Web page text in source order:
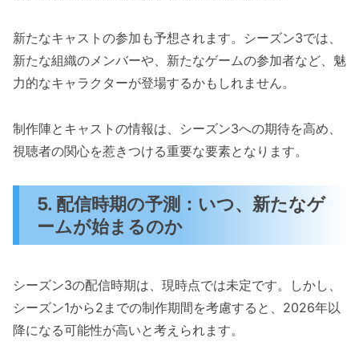
新たなキャストの参加も予想されます。シーズン3では、
新たな組織のメンバーや、新たなゲームの参加者など、魅
力的なキャラクターが登場するかもしれません。
制作陣とキャストの情報は、シーズン3への期待を高め、
視聴者の関心を惹きつける重要な要素となります。
5. 配信時期の予測：いつ、新たなゲ
ームが始まるのか
シーズン3の配信時期は、現時点では未定です。しかし、
シーズン1から2までの制作期間を考慮すると、2026年以
降になる可能性が高いと考えられます。